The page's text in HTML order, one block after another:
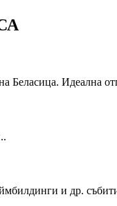
Беласица. Идеална
и др.